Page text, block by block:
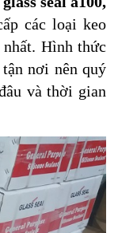
các loại keo
Hình thức
nơi nên quý
và thời gian